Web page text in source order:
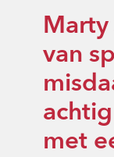
Marty
van
met